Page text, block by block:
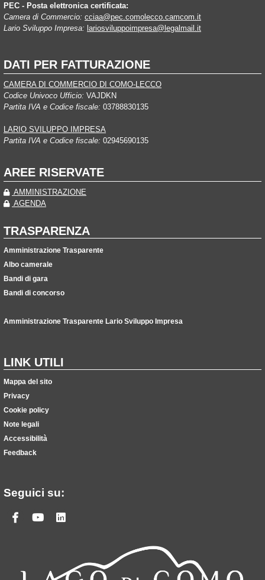
PEC - Posta elettronica certificata:
Camera di Commercio: cciaa@pec.comolecco.camcom.it
Lario Sviluppo Impresa: lariosviluppoimpresa@legalmail.it
DATI PER FATTURAZIONE
CAMERA DI COMMERCIO DI COMO-LECCO
Codice Univoco Ufficio: VAJDKN
Partita IVA e Codice fiscale: 03788830135
LARIO SVILUPPO IMPRESA
Partita IVA e Codice fiscale: 02945690135
AREE RISERVATE
AMMINISTRAZIONE
AGENDA
TRASPARENZA
Amministrazione Trasparente
Albo camerale
Bandi di gara
Bandi di concorso
Amministrazione Trasparente Lario Sviluppo Impresa
LINK UTILI
Mappa del sito
Privacy
Cookie policy
Note legali
Accessibilità
Feedback
Seguici su:
Facebook
Youtube